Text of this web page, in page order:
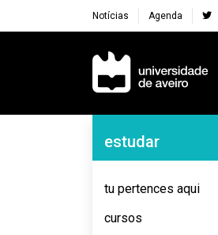
Notícias Agenda
Navegação Principal
Navegação
estudar
tu pertences aqui
cursos